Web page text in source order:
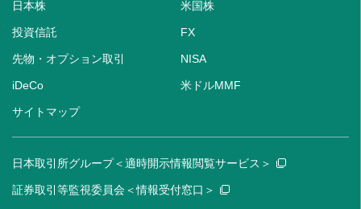
日本株 米国株
投資信託 FX
先物・オプション取引 NISA
iDeCo 米ドルMMF
サイトマップ
日本取引所グループ＜適時開示情報閲覧サービス＞
証券取引等監視委員会＜情報受付窓口＞